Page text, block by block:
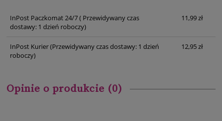
InPost Paczkomat 24/7( Przewidywany czas
dostawy: 1 dzień roboczy)
11,99 zł
InPost Kurier(Przewidywany czas dostawy: 1 dzień
roboczy)
12,95 zł
Opinie o produkcie (0)